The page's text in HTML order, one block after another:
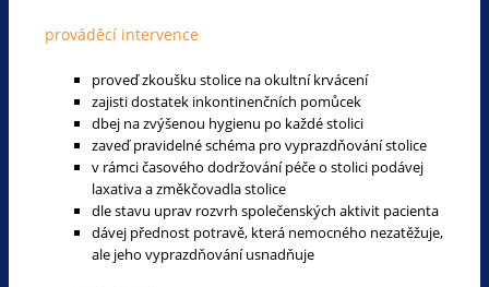
prováděcí intervence
proveď zkoušku stolice na okultní krvácení
zajisti dostatek inkontinenčních pomůcek
dbej na zvýšenou hygienu po každé stolici
zaveď pravidelné schéma pro vyprazdňování stolice
v rámci časového dodržování péče o stolici podávej
laxativa a změkčovadla stolice
dle stavu uprav rozvrh společenských aktivit pacienta
dávej přednost potravě, která nemocného nezatěžuje,
ale jeho vyprazdňování usnadňuje